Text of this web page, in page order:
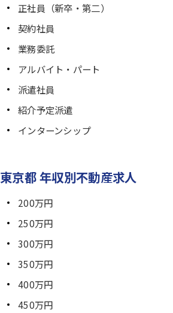
正社員（新卒・第二）
契約社員
業務委託
アルバイト・パート
派遣社員
紹介予定派遣
インターンシップ
東京都 年収別不動産求人
200万円
250万円
300万円
350万円
400万円
450万円